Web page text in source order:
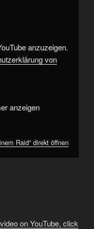
anzuzeigen.
von
anzeigen
Raid“ direkt öffnen
on YouTube, click